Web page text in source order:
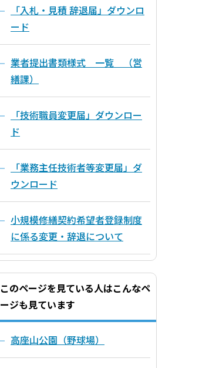
「入札・見積 辞退届」ダウンロ
ード
業者提出書類様式 一覧 （営
繕課）
「技術職員変更届」ダウンロー
ド
「業務主任技術者等変更届」ダ
ウンロード
小規模修繕契約希望者登録制度
に係る変更・辞退について
このページを見ている人はこんなペ
ージも見ています
高座山公園（野球場）